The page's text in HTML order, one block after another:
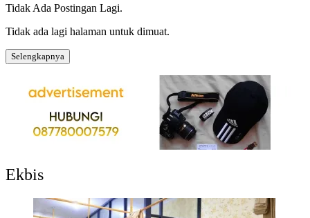
Tidak Ada Postingan Lagi.
Tidak ada lagi halaman untuk dimuat.
Selengkapnya
Ekbis